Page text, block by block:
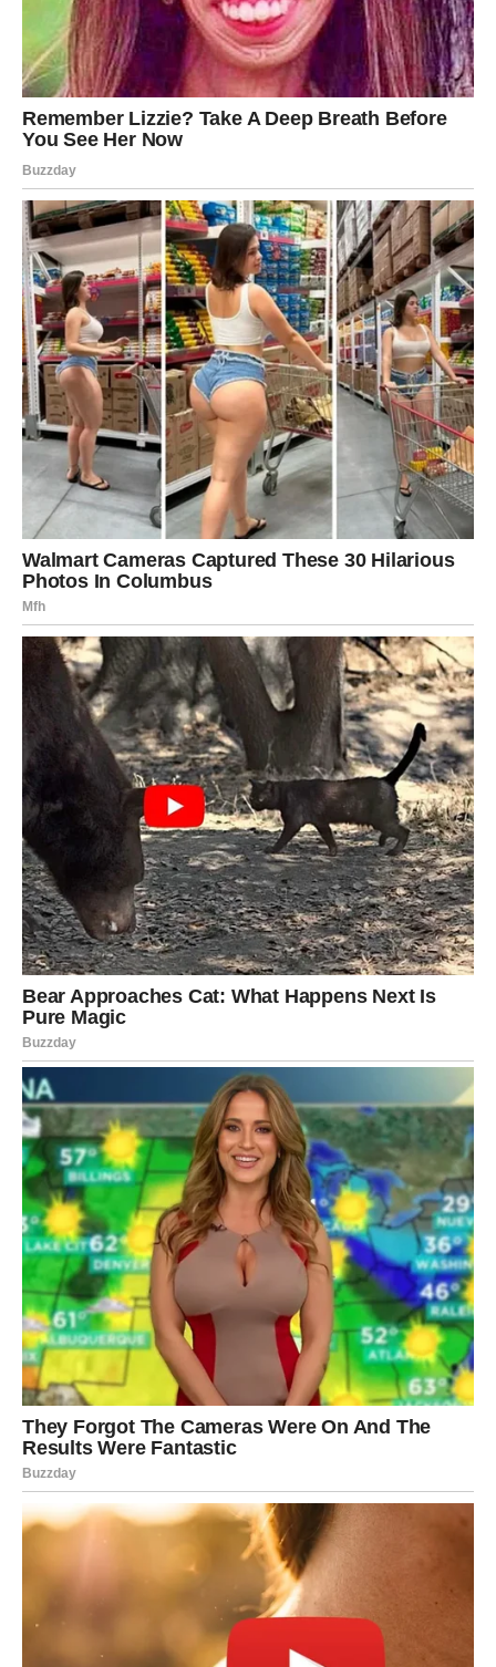
Moguća su nova poznanstva koja donose inspiraciju, ali i
ljude koji mogu imati važnu ulogu u budućnosti Vodolije.
Neki susreti mogu izgledati slučajno, ali kasnije se može
pokazati da su imali mnogo veći značaj nego što je
Lični razvoj – Snaga autentičnosti
Jedna od najvažnijih lekcija ovog proleća za Vodolije biće
prihvatanje sopstvene autentičnosti. Vodolija je znak koji
se često razlikuje od drugih, ali upravo ta razlika je njena
najveća snaga.
Proleće donosi priliku da Vodolija shvati koliko je važno
biti veran sebi.
Mnogi pripadnici ovog znaka mogu početi da razmišljaju o
novim ciljevima i planovima za budućnost.
Ovo je period u kojem Vodolija može otkriti nove talente i
interesovanja.
Sudbinska poruka zvezda za
Vodoliju
Zvezde poručuju Vodolijama da nikada ne sumnjaju u
svoju posebnost. Iako njihov put ponekad može izgledati
drugačije od puteva drugih ljudi, upravo taj put često vodi
do velikih otkrića i uspeha.
Proleće donosi priliku da Vodolija napravi važne korake
ka životu koji zaista želi.
Za mnoge pripadnike ovog znaka ovo može biti period u
kojem počinju da se ostvaruju snovi koji su dugo izgledali
daleko.